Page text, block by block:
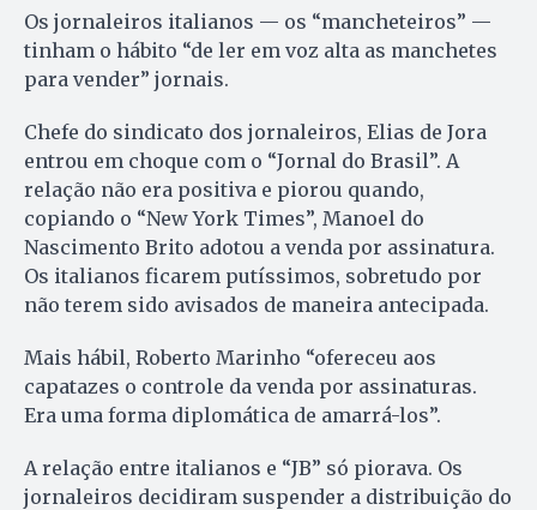
Os jornaleiros italianos — os “mancheteiros” —
tinham o hábito “de ler em voz alta as manchetes
para vender” jornais.
Chefe do sindicato dos jornaleiros, Elias de Jora
entrou em choque com o “Jornal do Brasil”. A
relação não era positiva e piorou quando,
copiando o “New York Times”, Manoel do
Nascimento Brito adotou a venda por assinatura.
Os italianos ficarem putíssimos, sobretudo por
não terem sido avisados de maneira antecipada.
Mais hábil, Roberto Marinho “ofereceu aos
capatazes o controle da venda por assinaturas.
Era uma forma diplomática de amarrá-los”.
A relação entre italianos e “JB” só piorava. Os
jornaleiros decidiram suspender a distribuição do